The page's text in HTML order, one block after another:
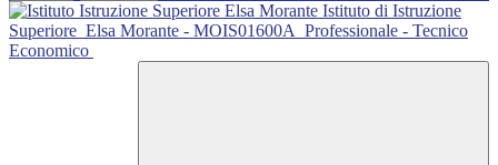
Istituto di Istruzione
Superiore Elsa Morante - MOIS01600A Professionale - Tecnico
Economico